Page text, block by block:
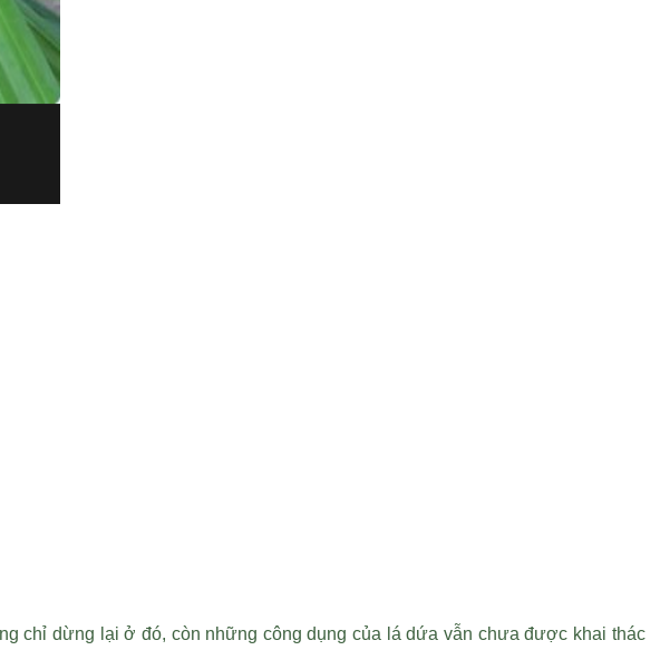
chỉ dừng lại ở đó, còn những công dụng của lá dứa vẫn chưa được khai thác